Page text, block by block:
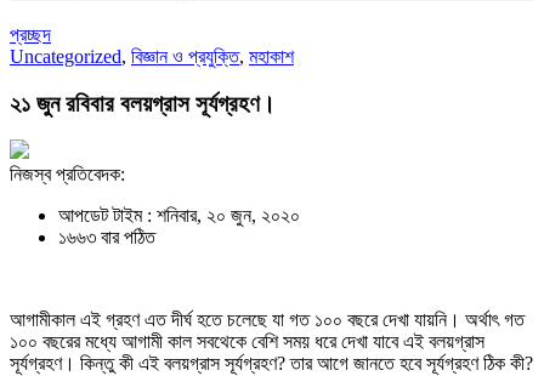
প্রচ্ছদ
Uncategorized, বিজ্ঞান ও প্রযুক্তি, মহাকাশ
২১ জুন রবিবার বলয়গ্রাস সূর্যগ্রহণ।
নিজস্ব প্রতিবেদক:
আপডেট টাইম : শনিবার, ২০ জুন, ২০২০
১৬৬৩ বার পঠিত
আগামীকাল এই গ্রহণ এত দীর্ঘ হতে চলেছে যা গত ১০০ বছরে দেখা যায়নি। অর্থাৎ গত
১০০ বছরের মধ্যে আগামী কাল সবথেকে বেশি সময় ধরে দেখা যাবে এই বলয়গ্রাস
সূর্যগ্রহণ। কিন্তু কী এই বলয়গ্রাস সূর্যগ্রহণ? তার আগে জানতে হবে সূর্যগ্রহণ ঠিক কী?